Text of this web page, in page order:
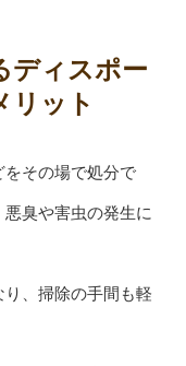
ディスポー
リット
をその場で処分で
臭や害虫の発生に
、掃除の手間も軽